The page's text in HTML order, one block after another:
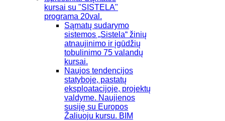
kursai su "SISTELA"
programa 20val.
Sąmatų sudarymo
sistemos „Sistela“ žinių
atnaujinimo ir įgūdžių
tobulinimo 75 valandų
kursai.
Naujos tendencijos
statyboje, pastatų
eksploatacijoje, projektų
valdyme. Naujienos
susiję su Europos
Žaliuoju kursu. BIM